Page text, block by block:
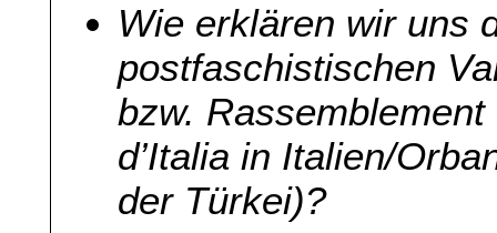
Wie erklären wir uns
postfaschistischen
bzw.
d’Italia in Italien/
der Türkei)?